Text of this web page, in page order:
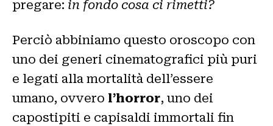
pregare: in fondo cosa ci rimetti?
Perciò abbiniamo questo oroscopo con
uno dei generi cinematografici più puri
e legati alla mortalità dell’essere
umano, ovvero l’horror, uno dei
capostipiti e capisaldi immortali fin